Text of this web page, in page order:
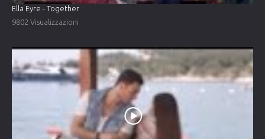
Ella Eyre - Together
9802 Visualizzazioni